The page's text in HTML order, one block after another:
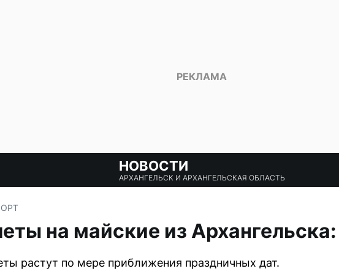
НОВОСТИ
АРХАНГЕЛЬСК И АРХАНГЕЛЬСКАЯ ОБЛАСТЬ
на майские из
растут по мере приближения праздничных дат.